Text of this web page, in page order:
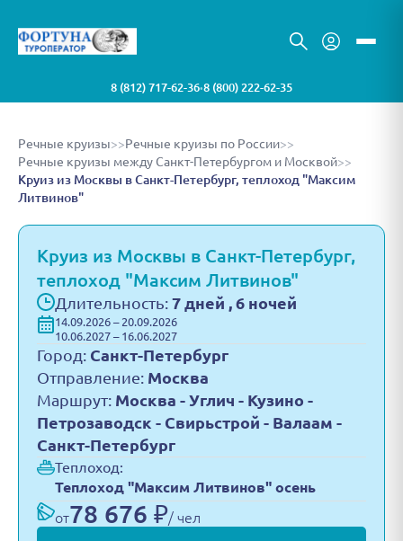
8 (812) 717-62-36•8 (800) 222-62-35
Речные круизы>>Речные круизы по России>>
Речные круизы между Санкт-Петербургом и Москвой>>
Круиз из Москвы в Санкт-Петербург, теплоход "Максим
Литвинов"
Круиз из Москвы в Санкт-Петербург,
теплоход "Максим Литвинов"
Длительность: 7 дней , 6 ночей
14.09.2026 – 20.09.2026
10.06.2027 – 16.06.2027
Город: Санкт-Петербург
Отправление: Москва
Маршрут: Москва - Углич - Кузино -
Петрозаводск - Свирьстрой - Валаам -
Санкт-Петербург
Теплоход:
Теплоход "Максим Литвинов" осень
от78 676 ₽/ чел